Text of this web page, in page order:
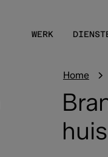
WERK
Home